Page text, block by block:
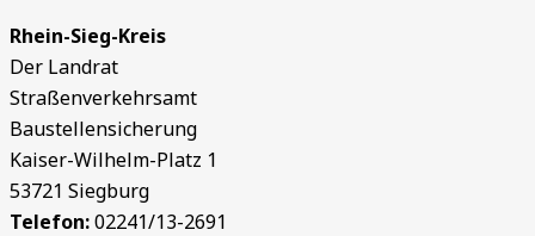
Rhein-Sieg-Kreis
Der Landrat
Straßenverkehrsamt
Baustellensicherung
Kaiser-Wilhelm-Platz 1
53721 Siegburg
Telefon:02241/13-2691